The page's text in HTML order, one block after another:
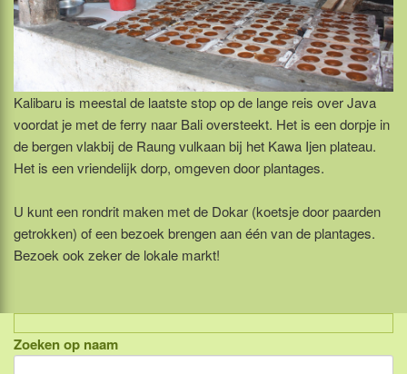
Kalibaru is meestal de laatste stop op de lange reis over Java
voordat je met de ferry naar Bali oversteekt. Het is een dorpje in
de bergen vlakbij de Raung vulkaan bij het Kawa Ijen plateau.
Het is een vriendelijk dorp, omgeven door plantages.
U kunt een rondrit maken met de Dokar (koetsje door paarden
getrokken) of een bezoek brengen aan één van de plantages.
Bezoek ook zeker de lokale markt!
Indonesië, eilandcombinaties
Zoeken op naam